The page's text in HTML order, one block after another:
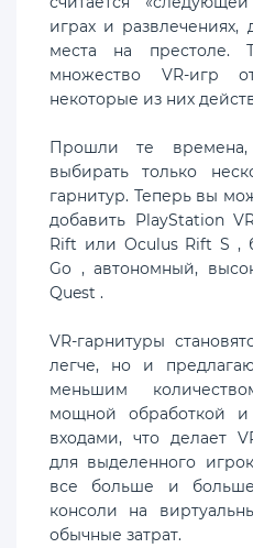
играх и развлечениях,
места на
множество VR-игр
некоторые из них
Прошли те
выбирать только
гарнитур. Теперь вы
добавить PlayStation
Rift или Oculus Rift S ,
Go , автономный,
Quest .
VR-гарнитуры
легче, но и
меньшим
мощной обработкой
входами, что делает
для выделенного
все больше и
консоли на
обычные затрат.